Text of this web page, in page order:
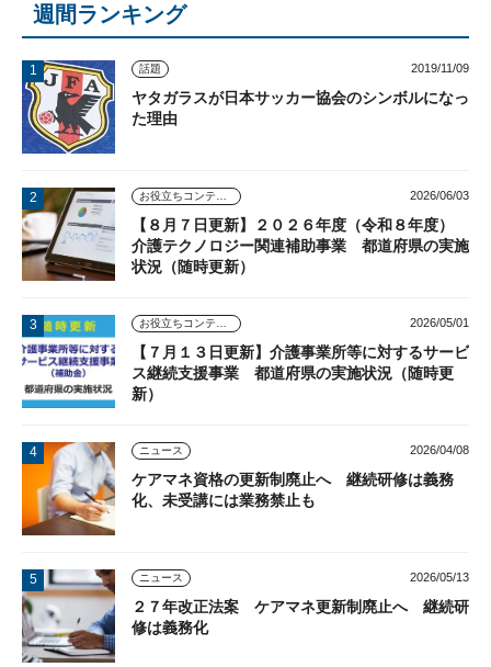
週間ランキング
話題 2019/11/09
ヤタガラスが日本サッカー協会のシンボルになっ
た理由
2026/06/03
【８月７日更新】２０２６年度（令和８年度）
介護テクノロジー関連補助事業 都道府県の実施
状況（随時更新）
2026/05/01
【７月１３日更新】介護事業所等に対するサービ
ス継続支援事業 都道府県の実施状況（随時更
新）
ニュース 2026/04/08
ケアマネ資格の更新制廃止へ 継続研修は義務
化、未受講には業務禁止も
ニュース 2026/05/13
２７年改正法案 ケアマネ更新制廃止へ 継続研
修は義務化